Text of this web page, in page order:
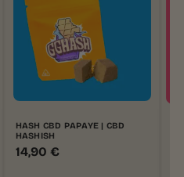
HASH CBD PAPAYE | CBD
HASHISH
14,90 €